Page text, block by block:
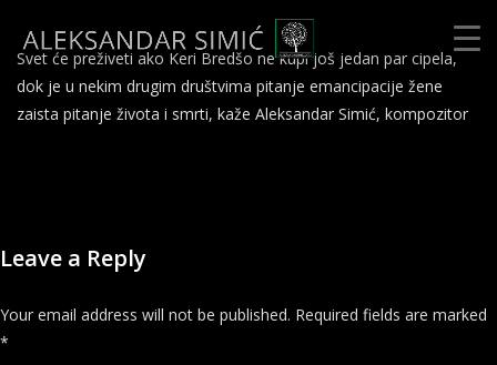
Svet će preživeti ako Keri Bredšo ne kupi još jedan par cipela,
dok je u nekim drugim društvima pitanje emancipacije žene
zaista pitanje života i smrti, kaže Aleksandar Simić, kompozitor
Leave a Reply
Your email address will not be published. Required fields are marked
*